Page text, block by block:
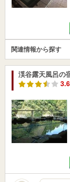
関連情報から探す
渓谷露天風呂の